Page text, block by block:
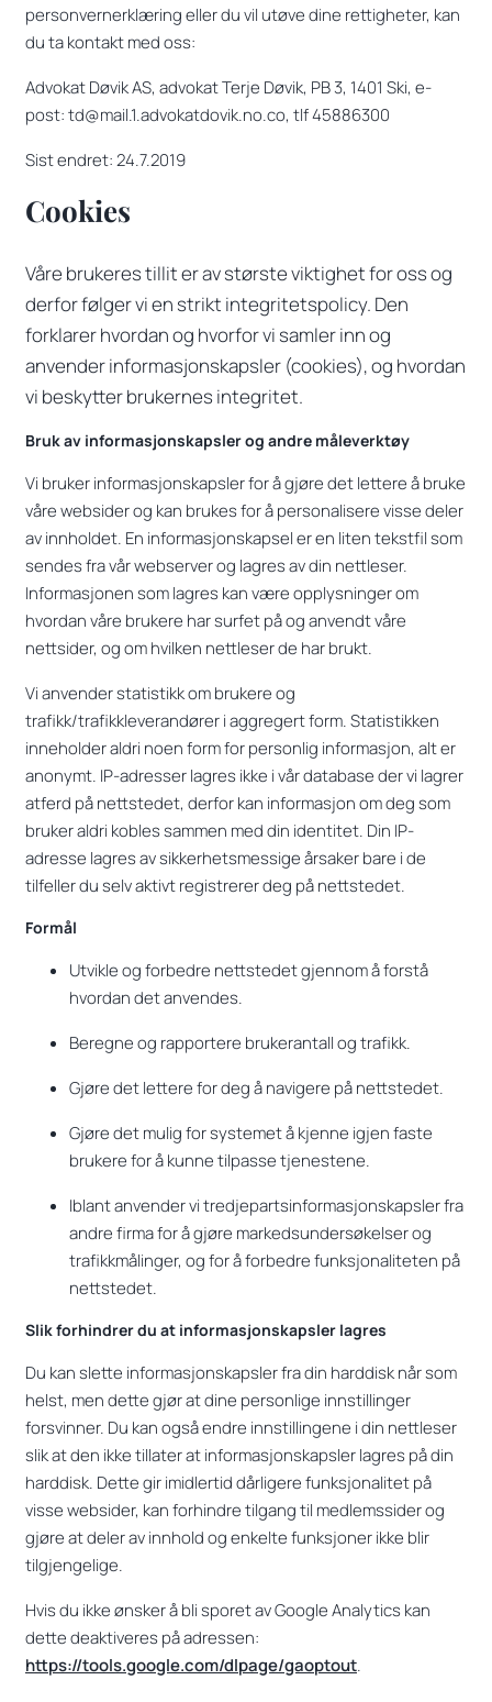
personvernerklæring eller du vil utøve dine rettigheter, kan
du ta kontakt med oss:
Advokat Døvik AS, advokat Terje Døvik, PB 3, 1401 Ski, e-
post: td@mail.1.advokatdovik.no.co, tlf 45886300
Sist endret: 24.7.2019
Cookies
Våre brukeres tillit er av største viktighet for oss og
derfor følger vi en strikt integritetspolicy. Den
forklarer hvordan og hvorfor vi samler inn og
anvender informasjonskapsler (cookies), og hvordan
vi beskytter brukernes integritet.
Bruk av informasjonskapsler og andre måleverktøy
Vi bruker informasjonskapsler for å gjøre det lettere å bruke
våre websider og kan brukes for å personalisere visse deler
av innholdet. En informasjonskapsel er en liten tekstfil som
sendes fra vår webserver og lagres av din nettleser.
Informasjonen som lagres kan være opplysninger om
hvordan våre brukere har surfet på og anvendt våre
nettsider, og om hvilken nettleser de har brukt.
Vi anvender statistikk om brukere og
trafikk/trafikkleverandører i aggregert form. Statistikken
inneholder aldri noen form for personlig informasjon, alt er
anonymt. IP-adresser lagres ikke i vår database der vi lagrer
atferd på nettstedet, derfor kan informasjon om deg som
bruker aldri kobles sammen med din identitet. Din IP-
adresse lagres av sikkerhetsmessige årsaker bare i de
tilfeller du selv aktivt registrerer deg på nettstedet.
Formål
Utvikle og forbedre nettstedet gjennom å forstå
hvordan det anvendes.
Beregne og rapportere brukerantall og trafikk.
Gjøre det lettere for deg å navigere på nettstedet.
Gjøre det mulig for systemet å kjenne igjen faste
brukere for å kunne tilpasse tjenestene.
Iblant anvender vi tredjepartsinformasjonskapsler fra
andre firma for å gjøre markedsundersøkelser og
trafikkmålinger, og for å forbedre funksjonaliteten på
nettstedet.
Slik forhindrer du at informasjonskapsler lagres
Du kan slette informasjonskapsler fra din harddisk når som
helst, men dette gjør at dine personlige innstillinger
forsvinner. Du kan også endre innstillingene i din nettleser
slik at den ikke tillater at informasjonskapsler lagres på din
harddisk. Dette gir imidlertid dårligere funksjonalitet på
visse websider, kan forhindre tilgang til medlemssider og
gjøre at deler av innhold og enkelte funksjoner ikke blir
tilgjengelige.
Hvis du ikke ønsker å bli sporet av Google Analytics kan
dette deaktiveres på adressen:
https://tools.google.com/dlpage/gaoptout.